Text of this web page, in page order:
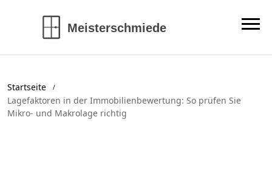
Startseite
Lagefaktoren in der Immobilienbewertung: So prüfen Sie
Mikro- und Makrolage richtig